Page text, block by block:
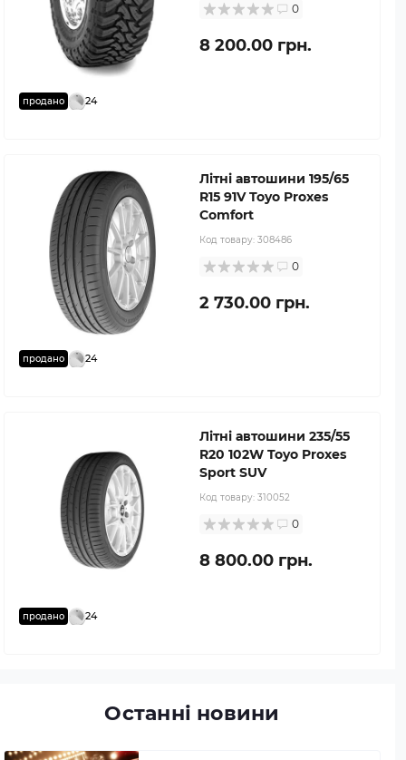
продано 24
0
8 200.00 грн.
продано 24
Літні автошини 195/65
R15 91V Toyo Proxes
Comfort
Код товару: 308486
0
2 730.00 грн.
продано 24
Літні автошини 235/55
R20 102W Toyo Proxes
Sport SUV
Код товару: 310052
0
8 800.00 грн.
Останні новини